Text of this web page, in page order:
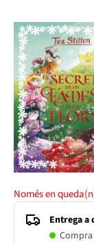
Només en
Entrega